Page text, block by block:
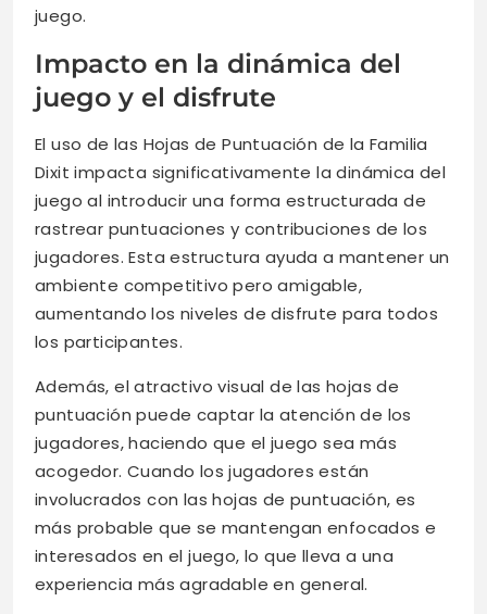
juego.
Impacto en la dinámica del
juego y el disfrute
El uso de las Hojas de Puntuación de la Familia
Dixit impacta significativamente la dinámica del
juego al introducir una forma estructurada de
rastrear puntuaciones y contribuciones de los
jugadores. Esta estructura ayuda a mantener un
ambiente competitivo pero amigable,
aumentando los niveles de disfrute para todos
los participantes.
Además, el atractivo visual de las hojas de
puntuación puede captar la atención de los
jugadores, haciendo que el juego sea más
acogedor. Cuando los jugadores están
involucrados con las hojas de puntuación, es
más probable que se mantengan enfocados e
interesados en el juego, lo que lleva a una
experiencia más agradable en general.